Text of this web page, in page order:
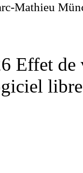
Mathieu
Effet de